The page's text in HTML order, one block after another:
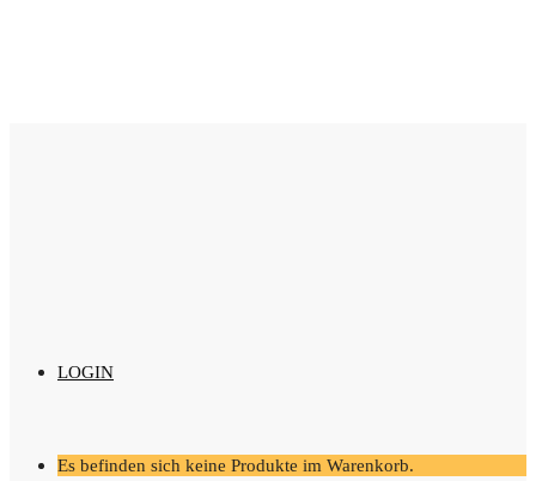
LOGIN
Es befinden sich keine Produkte im Warenkorb.